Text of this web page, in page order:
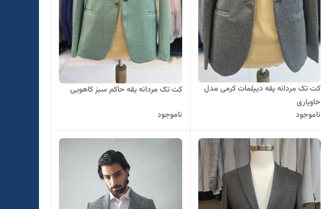
کت تک مردانه یقه دیپلمات کرمی مدل
خاویاری
ناموجود
کت تک مردانه یقه حاکم سبز کاهویی
ناموجود